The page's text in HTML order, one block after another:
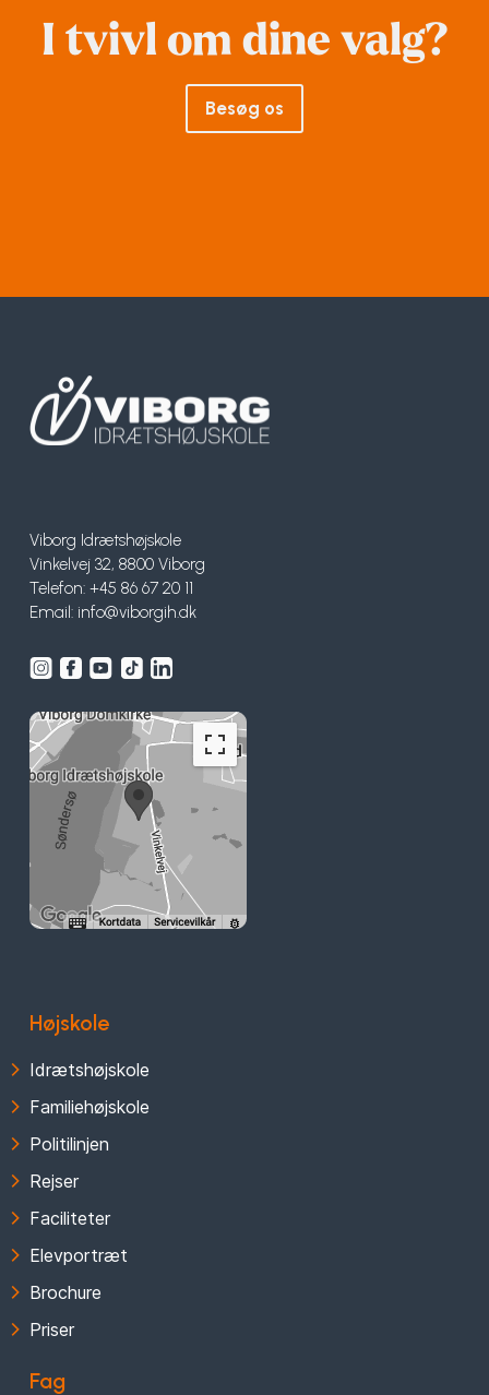
I tvivl om dine valg?
Besøg os
Viborg Idrætshøjskole
Vinkelvej 32, 8800 Viborg
Telefon: +45 86 67 20 11
Email: info@viborgih.dk
Højskole
Idrætshøjskole
Familiehøjskole
Politilinjen
Rejser
Faciliteter
Elevportræt
Brochure
Priser
Fag